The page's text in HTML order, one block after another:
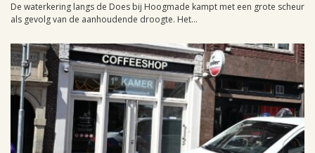
De waterkering langs de Does bij Hoogmade kampt met een grote scheur
als gevolg van de aanhoudende droogte. Het...